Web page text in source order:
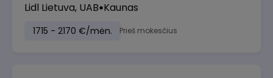
Lidl Lietuva, UAB Kaunas
1715 - 2170 €/mėn. Prieš mokesčius